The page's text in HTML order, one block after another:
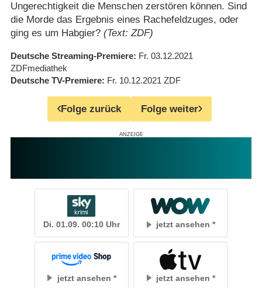
Ungerechtigkeit die Menschen zerstören können. Sind
die Morde das Ergebnis eines Rachefeldzuges, oder
ging es um Habgier? (Text: ZDF)
Deutsche Streaming-Premiere Fr. 03.12.2021
ZDFmediathek
Deutsche TV-Premiere Fr. 10.12.2021 ZDF
Folge zurück Folge weiter
Di. 01.09. 00:10 Uhr jetzt ansehen
jetzt ansehen jetzt ansehen